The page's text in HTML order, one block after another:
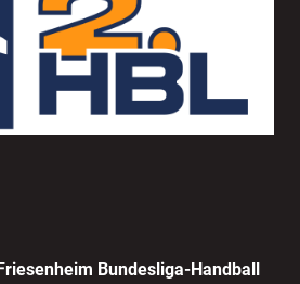
Bundesliga-Handball